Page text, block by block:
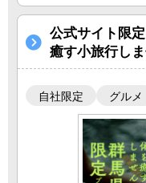
公式サイト限
癒す小旅行し
自社限定 グルメ